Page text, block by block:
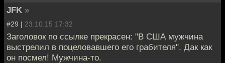
JFK »
#29 | 23.10.15 17:32
Заголовок по ссылке прекрасен: "В США мужчина
выстрелил в поцеловавшего его грабителя". Дак как
он посмел! Мужчина-то.